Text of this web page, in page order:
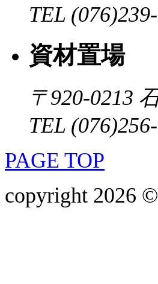
TEL
資材置場
〒920-0213
TEL
PAGE TOP
copyright 2026